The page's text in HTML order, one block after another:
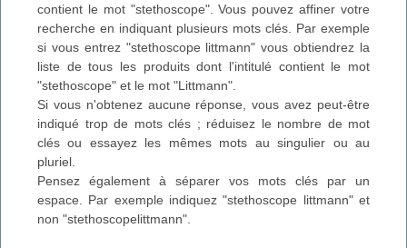
contient le mot "stethoscope". Vous pouvez affiner votre
recherche en indiquant plusieurs mots clés. Par exemple
si vous entrez "stethoscope littmann" vous obtiendrez la
liste de tous les produits dont l'intitulé contient le mot
"stethoscope" et le mot "Littmann".
Si vous n'obtenez aucune réponse, vous avez peut-être
indiqué trop de mots clés ; réduisez le nombre de mot
clés ou essayez les mêmes mots au singulier ou au
pluriel.
Pensez également à séparer vos mots clés par un
espace. Par exemple indiquez "stethoscope littmann" et
non "stethoscopelittmann".